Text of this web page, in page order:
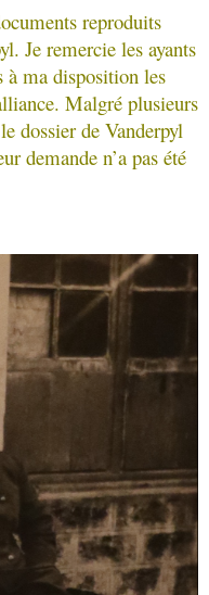
reproduits
Je remercie les ayants
à ma disposition les
Malgré plusieurs
dossier de Vanderpyl
demande n’a pas été